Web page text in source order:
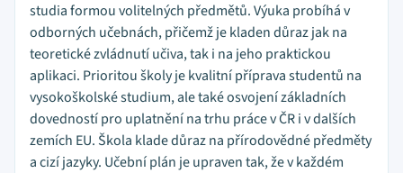
studia formou volitelných předmětů. Výuka probíhá v
odborných učebnách, přičemž je kladen důraz jak na
teoretické zvládnutí učiva, tak i na jeho praktickou
aplikaci. Prioritou školy je kvalitní příprava studentů na
vysokoškolské studium, ale také osvojení základních
dovedností pro uplatnění na trhu práce v ČR i v dalších
zemích EU. Škola klade důraz na přírodovědné předměty
a cizí jazyky. Učební plán je upraven tak, že v každém